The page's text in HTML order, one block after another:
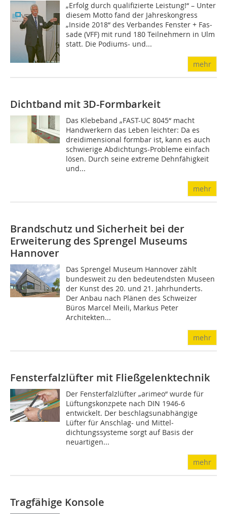
„Erfolg durch qualifizierte Leistung!“ – Unter
diesem Motto fand der Jahreskongress
„Inside 2018“ des Verbandes Fenster + Fas­
sade (VFF) mit rund 180 Teilnehmern in Ulm
statt. Die Podiums- und...
mehr
Dichtband mit 3D-Formbarkeit
Das Klebeband „FAST-UC 8045“ macht
Handwerkern das Leben leichter: Da es
dreidimensional formbar ist, kann es auch
schwierige Abdichtungs-Probleme einfach
lösen. Durch seine extreme Dehnfähigkeit
und...
mehr
Brandschutz und Sicherheit bei der
Erweiterung des Sprengel Museums
Hannover
Das Sprengel Museum Hannover zählt
bundesweit zu den bedeutendsten Museen
der Kunst des 20. und 21. Jahrhunderts.
Der Anbau nach Plänen des Schweizer
Büros Marcel Meili, Markus Peter
Architekten...
mehr
Fensterfalzlüfter mit Fließgelenktechnik
Der Fensterfalzlüfter „arimeo“ wurde für
Lüftungskonzpete nach DIN 1946-6
entwickelt. Der beschlagsunabhängige
Lüfter für Anschlag- und Mit­tel­
dichtungssysteme sorgt auf Basis der
neuartigen...
mehr
Tragfähige Konsole